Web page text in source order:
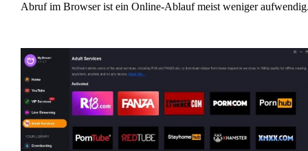
Abruf im Browser ist ein Online-Ablauf meist weniger